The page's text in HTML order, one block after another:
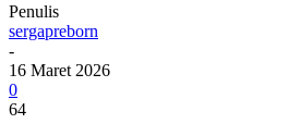
Penulis
sergapreborn
-
16 Maret 2026
0
64